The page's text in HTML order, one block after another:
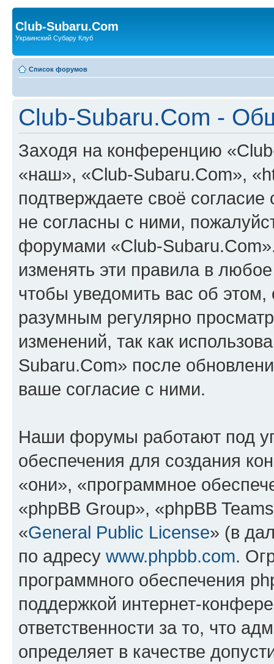
Club-Subaru.Com
Украинский Субару Клуб
Список форумов
Club-Subaru.Com -
Заходя на конференцию
«наш», «Club-Subaru.Com»,
подтверждаете своё
не согласны с ними,
форумами «Club-
изменять эти правила в
чтобы уведомить вас об
разумным регулярно
изменений, так как
Subaru.Com» после
ваше согласие с ними.
Наши форумы работают под
обеспечения для создания
«они», «программное
«phpBB Group», «phpBB
«General Public License» (в
по адресу www.phpbb.com.
программного обеспечения
поддержкой интернет-
ответственности за то, что
определяет в качестве